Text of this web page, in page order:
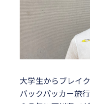
大学生からブレイ
バックパッカー旅